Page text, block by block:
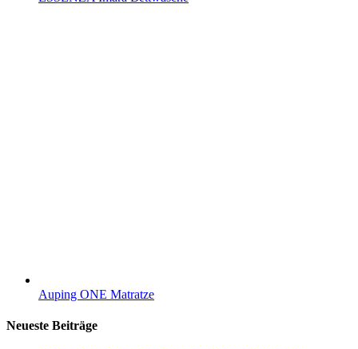
Auping ONE Matratze
Neueste Beiträge